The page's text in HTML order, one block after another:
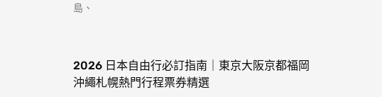
島、
2026 日本自由行必訂指南｜東京大阪京都福岡
沖繩札幌熱門行程票券精選